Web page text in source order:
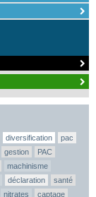
diversification
pac
gestion
PAC
machinisme
déclaration
santé
nitrates captage